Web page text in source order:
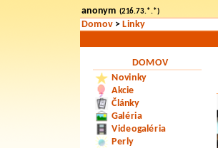
anonym (216.73.*.*)
Domov> Linky
DOMOV
Novinky
Akcie
Články
Galéria
Videogaléria
Perly